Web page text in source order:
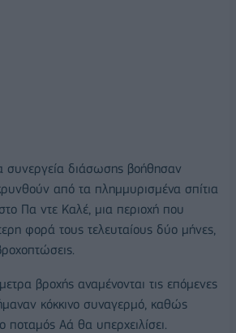
συνεργεία διάσωσης βοήθησαν
από τα πλημμυρισμένα σπίτια
Πα ντε Καλέ, μια περιοχή που
φορά τους τελευταίους δύο μήνες,
βροχής αναμένονται τις επόμενες
κόκκινο συναγερμό, καθώς
ποταμός Αά θα υπερχειλίσει.